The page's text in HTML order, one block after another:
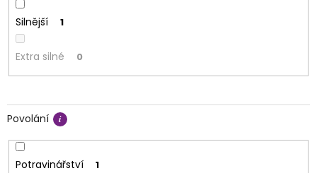
Silnější 1
Extra silné 0
Povolání
Potravinářství 1